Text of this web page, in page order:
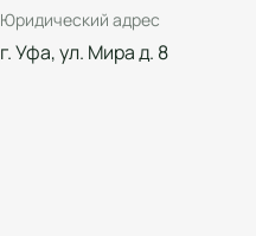
Юридический адрес
г. Уфа, ул. Мира д. 8